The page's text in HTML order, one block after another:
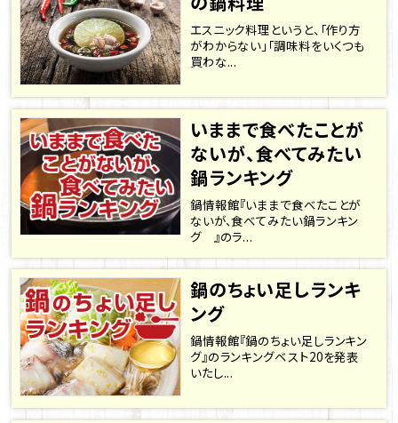
エスニック料理というと、「作り方
がわからない」「調味料をいくつも
買わな...
いままで食べたことが
ないが、食べてみたい
鍋ランキング
鍋情報館『いままで食べたことが
ないが、食べてみたい鍋ランキン
グ 』のラ...
鍋のちょい足しランキ
ング
鍋情報館『鍋のちょい足しランキン
グ』のランキングベスト20を発表
いたし...